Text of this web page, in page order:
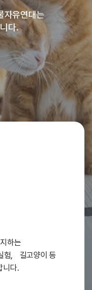
자유연대는
다.
하는
험, 길고양이 등
니다.